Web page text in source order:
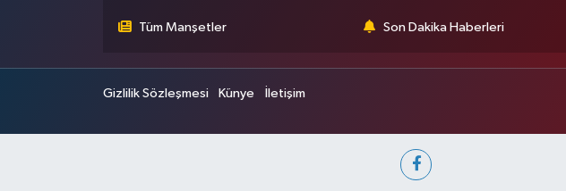
Tüm Manşetler Son Dakika Haberleri
Gizlilik Sözleşmesi Künye İletişim